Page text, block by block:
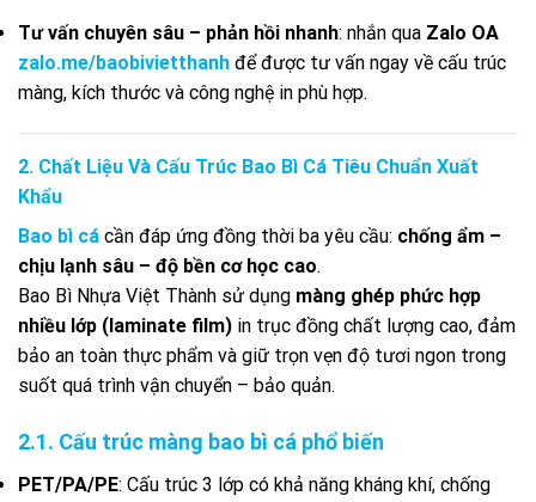
Tư vấn chuyên sâu – phản hồi nhanh: nhắn qua Zalo OA
zalo.me/baobivietthanh để được tư vấn ngay về cấu trúc
màng, kích thước và công nghệ in phù hợp.
2. Chất Liệu Và Cấu Trúc Bao Bì Cá Tiêu Chuẩn Xuất
Khẩu
Bao bì cá cần đáp ứng đồng thời ba yêu cầu: chống ẩm –
chịu lạnh sâu – độ bền cơ học cao.
Bao Bì Nhựa Việt Thành sử dụng màng ghép phức hợp
nhiều lớp (laminate film) in trục đồng chất lượng cao, đảm
bảo an toàn thực phẩm và giữ trọn vẹn độ tươi ngon trong
suốt quá trình vận chuyển – bảo quản.
2.1. Cấu trúc màng bao bì cá phổ biến
PET/PA/PE: Cấu trúc 3 lớp có khả năng kháng khí, chống